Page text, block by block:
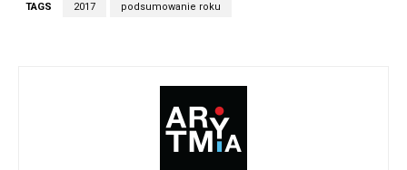
TAGS 2017 podsumowanie roku